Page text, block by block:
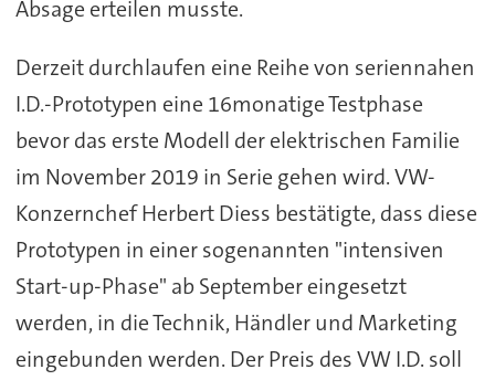
Absage erteilen musste.
Derzeit durchlaufen eine Reihe von seriennahen
I.D.-Prototypen eine 16monatige Testphase
bevor das erste Modell der elektrischen Familie
im November 2019 in Serie gehen wird. VW-
Konzernchef Herbert Diess bestätigte, dass diese
Prototypen in einer sogenannten "intensiven
Start-up-Phase" ab September eingesetzt
werden, in die Technik, Händler und Marketing
eingebunden werden. Der Preis des VW I.D. soll